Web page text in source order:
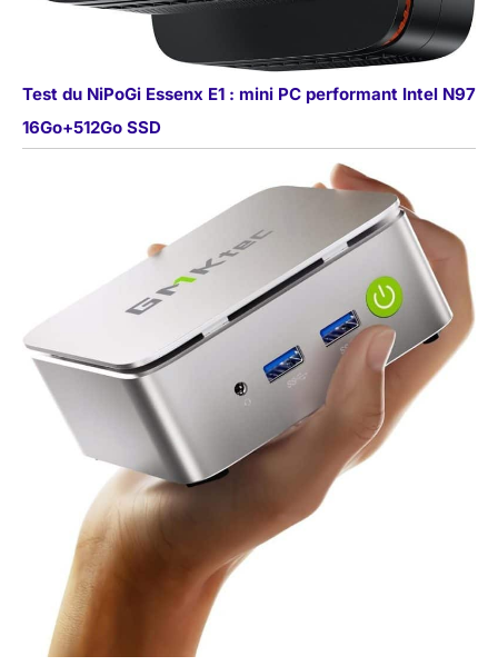
Test du NiPoGi Essenx E1 : mini PC performant Intel N97
16Go+512Go SSD